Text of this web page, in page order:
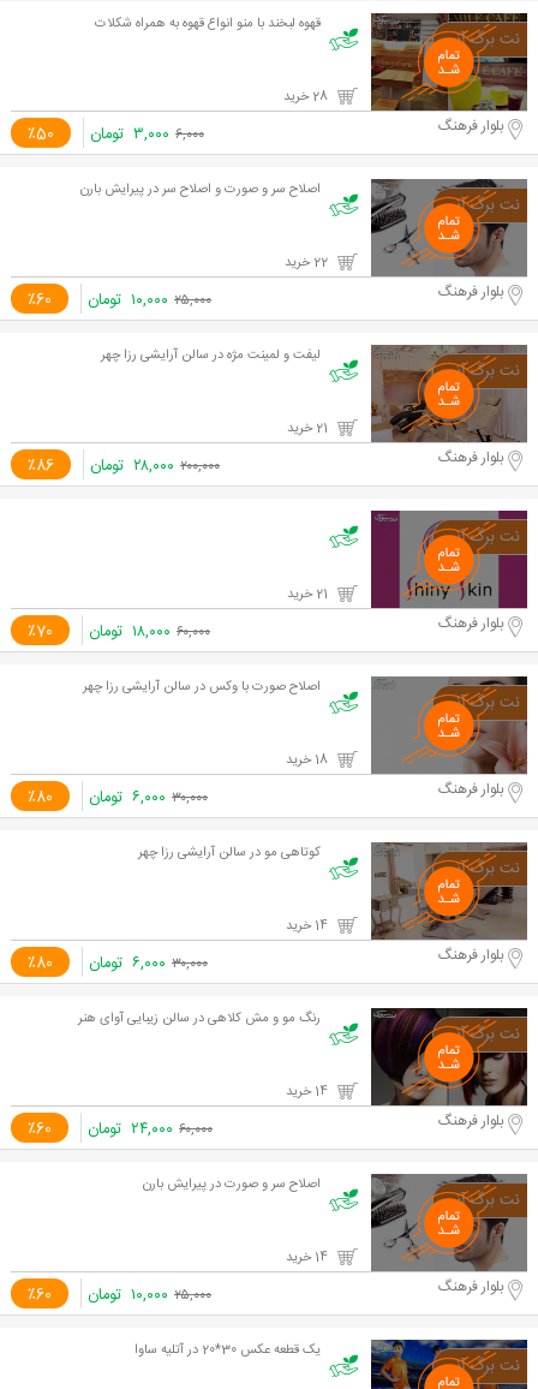
قهوه لبخند با منو انواع قهوه به همراه شکلات
٪50 بلوار فرهنگ ۶,۰۰۰ ۳,۰۰۰ تومان
اصلاح سر و صورت و اصلاح سر در پیرایش بارن
٪60 بلوار فرهنگ ۲۵,۰۰۰ ۱۰,۰۰۰ تومان
لیفت و لمینت مژه در سالن آرایشی رزا چهر
٪86 بلوار فرهنگ ۲۰۰,۰۰۰ ۲۸,۰۰۰ تومان
٪70 بلوار فرهنگ ۶۰,۰۰۰ ۱۸,۰۰۰ تومان
اصلاح صورت با وکس در سالن آرایشی رزا چهر
٪80 بلوار فرهنگ ۳۰,۰۰۰ ۶,۰۰۰ تومان
کوتاهی مو در سالن آرایشی رزا چهر
٪80 بلوار فرهنگ ۳۰,۰۰۰ ۶,۰۰۰ تومان
رنگ مو و مش کلاهی در سالن زیبایی آوای هنر
٪60 بلوار فرهنگ ۶۰,۰۰۰ ۲۴,۰۰۰ تومان
اصلاح سر و صورت در پیرایش بارن
٪60 بلوار فرهنگ ۲۵,۰۰۰ ۱۰,۰۰۰ تومان
یک قطعه عکس 30*20 در آتلیه ساوا